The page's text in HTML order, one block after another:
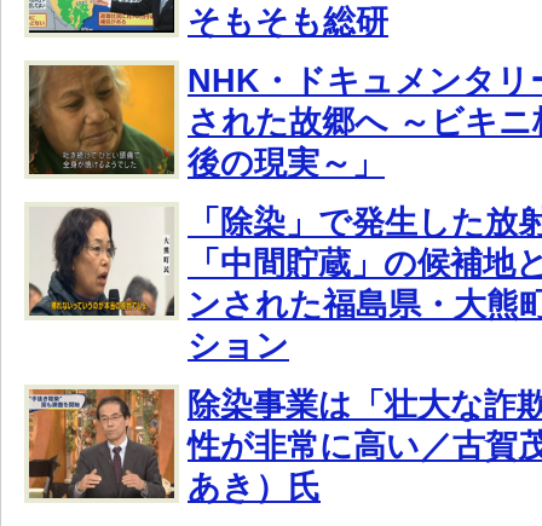
そもそも総研
NHK・ドキュメンタリ
された故郷へ ～ビキニ
後の現実～」
「除染」で発生した放
「中間貯蔵」の候補地
ンされた福島県・大熊
ション
除染事業は「壮大な詐
性が非常に高い／古賀
あき）氏